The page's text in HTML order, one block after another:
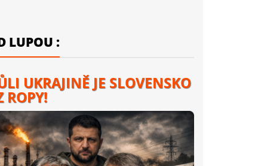
LUPOU :
UKRAJINĚ JE SLOVENSKO
ROPY!